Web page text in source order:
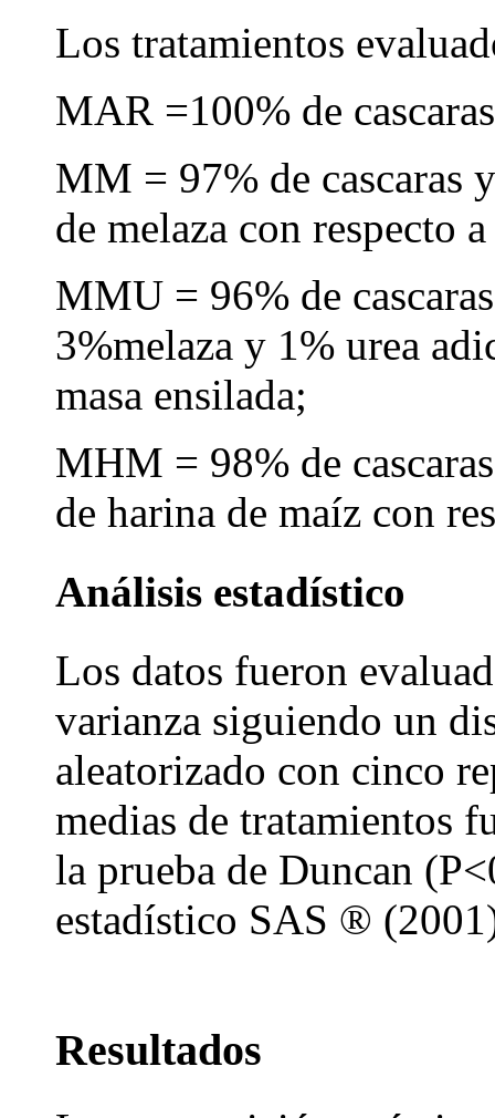
Los tratamientos
MAR =100% de
MM = 97% de cascaras
de melaza con respecto
MMU = 96% de
3%melaza y 1% urea
masa ensilada;
MHM = 98% de
de harina de maíz con
Análisis estadístico
Los datos fueron
varianza siguiendo un
aleatorizado con cinco
medias de tratamientos
la prueba de Duncan
estadístico SAS ®
Resultados